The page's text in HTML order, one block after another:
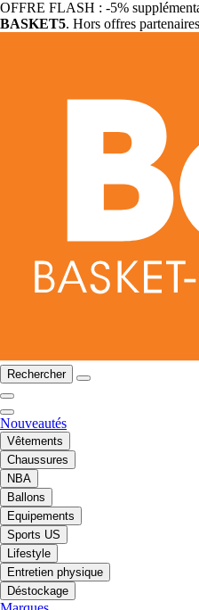
OFFRE FLASH : -5%
BASKET5. Hors offres partenaires
Rechercher
Nouveautés
Vêtements
Chaussures
NBA
Ballons
Equipements
Sports US
Lifestyle
Entretien physique
Déstockage